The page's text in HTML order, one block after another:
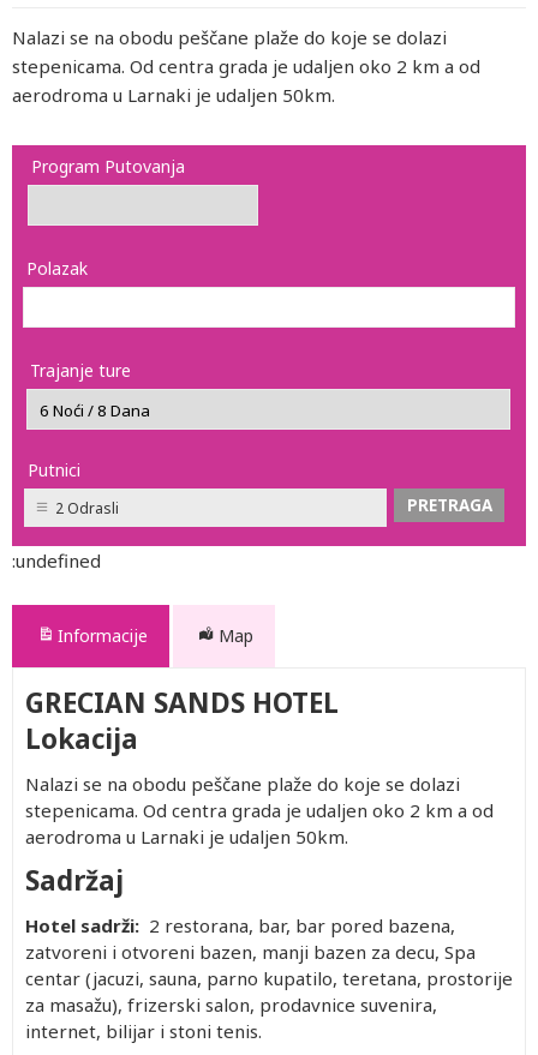
Nalazi se na obodu peščane plaže do koje se dolazi
stepenicama. Od centra grada je udaljen oko 2 km a od
aerodroma u Larnaki je udaljen 50km.
Program Putovanja
Polazak
Trajanje ture
Putnici
2 Odrasli
:undefined
Informacije Map
GRECIAN SANDS HOTEL
Lokacija
Nalazi se na obodu peščane plaže do koje se dolazi
stepenicama. Od centra grada je udaljen oko 2 km a od
aerodroma u Larnaki je udaljen 50km.
Sadržaj
Hotel sadrži: 2 restorana, bar, bar pored bazena,
zatvoreni i otvoreni bazen, manji bazen za decu, Spa
centar (jacuzi, sauna, parno kupatilo, teretana, prostorije
za masažu), frizerski salon, prodavnice suvenira,
internet, bilijar i stoni tenis.